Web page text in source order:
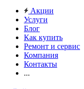
Акции
Услуги
Блог
Как купить
Ремонт и сервис
Компания
Контакты
...